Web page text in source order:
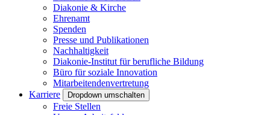
Diakonie & Kirche
Ehrenamt
Spenden
Presse und Publikationen
Nachhaltigkeit
Diakonie-Institut für berufliche Bildung
Büro für soziale Innovation
Mitarbeitendenvertretung
Karriere
Dropdown umschalten
Freie Stellen